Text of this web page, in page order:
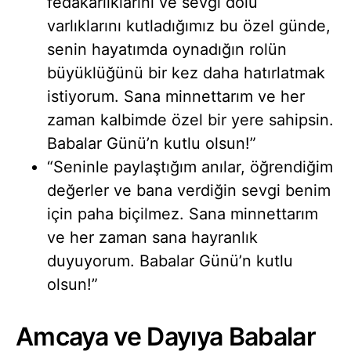
varlıklarını kutladığımız bu özel günde,
senin hayatımda oynadığın rolün
büyüklüğünü bir kez daha hatırlatmak
istiyorum. Sana minnettarım ve her
zaman kalbimde özel bir yere sahipsin.
Babalar Günü’n kutlu olsun!”
“Seninle paylaştığım anılar, öğrendiğim
değerler ve bana verdiğin sevgi benim
için paha biçilmez. Sana minnettarım
ve her zaman sana hayranlık
duyuyorum. Babalar Günü’n kutlu
olsun!”
Amcaya ve Dayıya Babalar